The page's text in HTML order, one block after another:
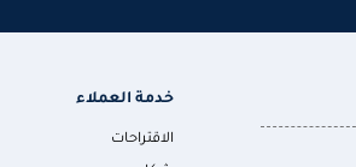
خدمة العملاء
الاقتراحات